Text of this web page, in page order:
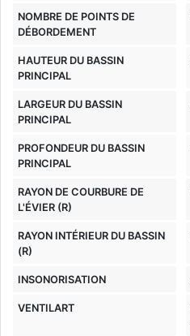
NOMBRE DE POINTS DE
DÉBORDEMENT
HAUTEUR DU BASSIN
PRINCIPAL
LARGEUR DU BASSIN
PRINCIPAL
PROFONDEUR DU BASSIN
PRINCIPAL
RAYON DE COURBURE DE
L'ÉVIER (R)
RAYON INTÉRIEUR DU BASSIN
(R)
INSONORISATION
VENTILART